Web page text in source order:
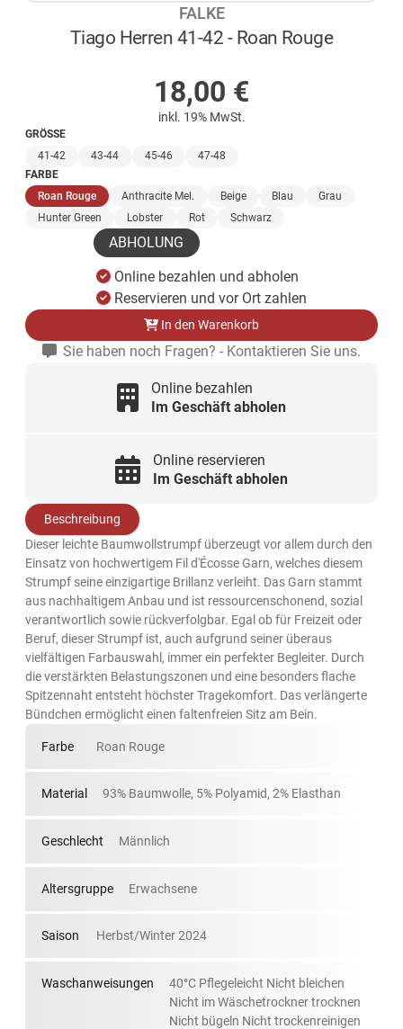
FALKE
Tiago Herren 41-42 - Roan Rouge
18,00 €
inkl. 19% MwSt.
GRÖSSE
41-42
43-44 45-46
47-48
FARBE
Roan Rouge(ausgewählt)
Anthracite Mel. Beige Blau
Grau
Hunter Green
Lobster Rot Schwarz
ABHOLUNG
Online bezahlen und abholen
Reservieren und vor Ort zahlen
In den Warenkorb
Sie haben noch Fragen? - Kontaktieren Sie uns.
Online bezahlen
Im Geschäft abholen
Online reservieren
Im Geschäft abholen
Beschreibung
Dieser leichte Baumwollstrumpf überzeugt vor allem durch den
Einsatz von hochwertigem Fil d'Écosse Garn, welches diesem
Strumpf seine einzigartige Brillanz verleiht. Das Garn stammt
aus nachhaltigem Anbau und ist ressourcenschonend, sozial
verantwortlich sowie rückverfolgbar. Egal ob für Freizeit oder
Beruf, dieser Strumpf ist, auch aufgrund seiner überaus
vielfältigen Farbauswahl, immer ein perfekter Begleiter. Durch
die verstärkten Belastungszonen und eine besonders flache
Spitzennaht entsteht höchster Tragekomfort. Das verlängerte
Bündchen ermöglicht einen faltenfreien Sitz am Bein.
Farbe Roan Rouge
Material 93% Baumwolle, 5% Polyamid, 2% Elasthan
Geschlecht Männlich
Altersgruppe Erwachsene
Saison Herbst/Winter 2024
Waschanweisungen
40°C Pflegeleicht Nicht bleichen
Nicht im Wäschetrockner trocknen
Nicht bügeln Nicht trockenreinigen